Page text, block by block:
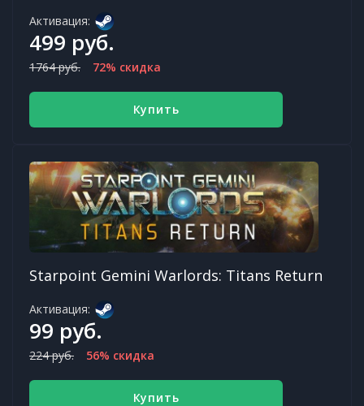
Активация:
499 руб.
1764 руб. 72% скидка
Купить
Starpoint Gemini Warlords: Titans Return
Активация:
99 руб.
224 руб. 56% скидка
Купить